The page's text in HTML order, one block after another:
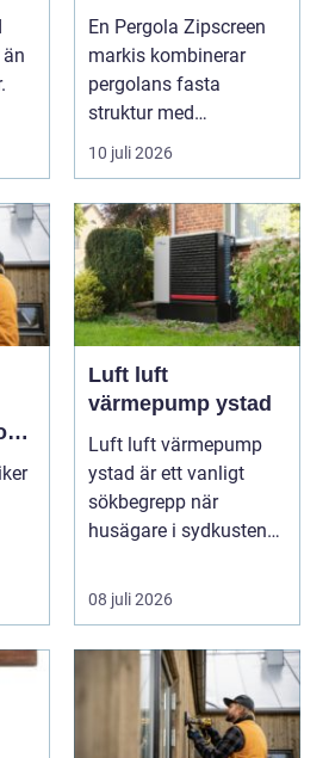
moderna uterum
En Pergola Zipscreen
markis kombinerar
pergolans fasta
struktur med
screenmarkisens
10 juli 2026
Luft luft
värmepump ystad
Luft luft värmepump
ystad är ett vanligt
sökbegrepp när
husägare i sydkusten
08 juli 2026